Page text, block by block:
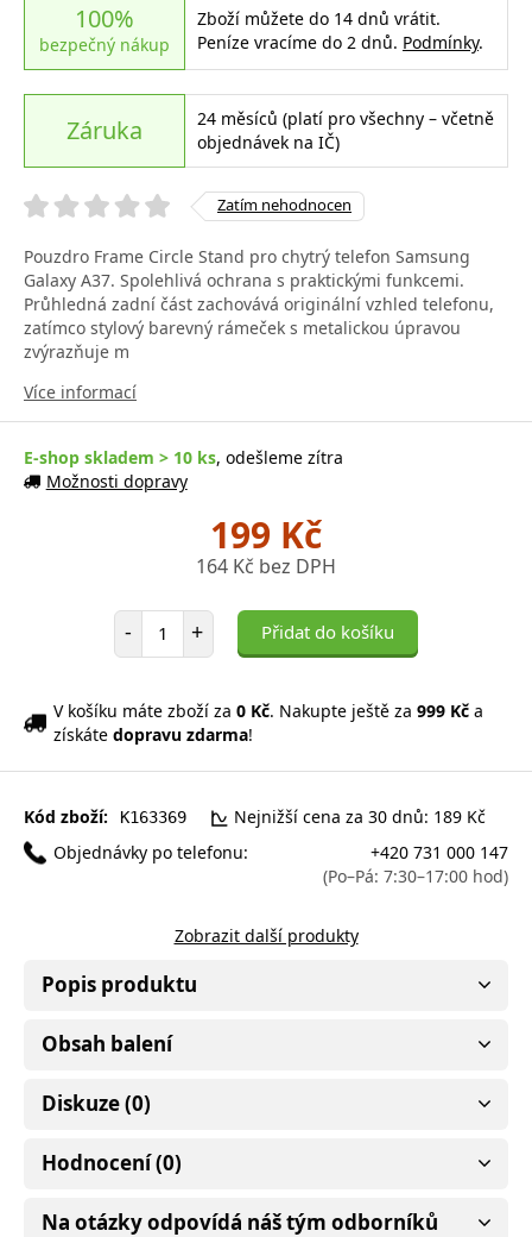
100%
bezpečný nákup
Zboží můžete do 14 dnů vrátit.
Peníze vracíme do 2 dnů. Podmínky.
Záruka
24 měsíců (platí pro všechny – včetně
objednávek na IČ)
Zatím nehodnocen
Pouzdro Frame Circle Stand pro chytrý telefon Samsung
Galaxy A37. Spolehlivá ochrana s praktickými funkcemi.
Průhledná zadní část zachovává originální vzhled telefonu,
zatímco stylový barevný rámeček s metalickou úpravou
zvýrazňuje m
Více informací
E-shop skladem > 10 ks, odešleme zítra
Možnosti dopravy
199 Kč
164 Kč bez DPH
- Počet položek
+ Přidat do košíku
V košíku máte zboží za 0 Kč. Nakupte ještě za 999 Kč a
získáte dopravu zdarma!
Kód zboží: K163369
Nejnižší cena za 30 dnů: 189 Kč
Objednávky po telefonu:
+420 731 000 147
(Po–Pá: 7:30–17:00 hod)
Zobrazit další produkty
Popis produktu
Obsah balení
Diskuze (0)
Hodnocení (0)
Na otázky odpovídá náš tým odborníků